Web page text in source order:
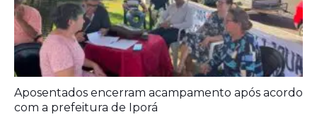
Comments are closed.